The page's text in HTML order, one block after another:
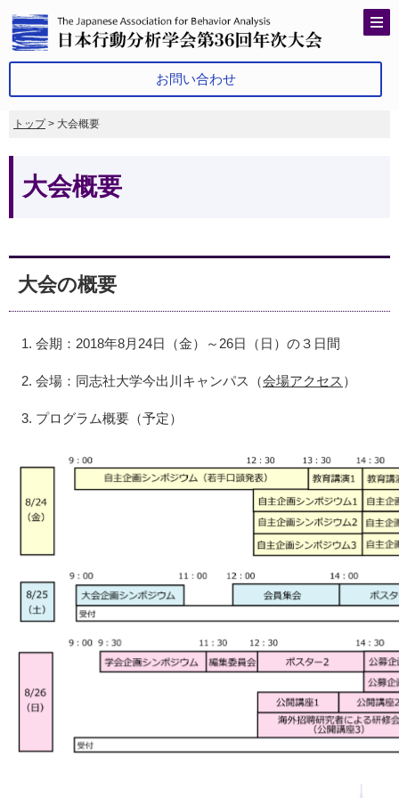
お問い合わせ
トップ> 大会概要
大会概要
大会の概要
会期：2018年8月24日（金）～26日（日）の３日間
会場：同志社大学今出川キャンパス（会場アクセス ）
プログラム概要（予定）